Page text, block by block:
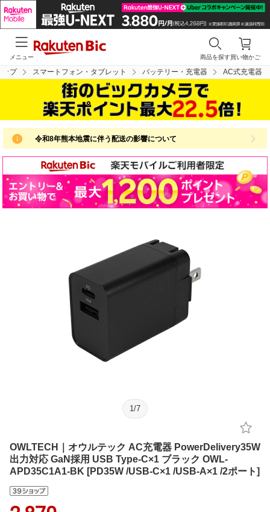
買い物かご
商品を探す
メニュー
ップ スマートフォン・タブレット バッテリー・充電器 AC式充電器
令和8年熊本地震に伴う配送の影響について
1 /7
OWLTECH｜オウルテック AC充電器 PowerDelivery35W
出力対応 GaN採用 USB Type-C×1 ブラック OWL-
APD35C1A1-BK [PD35W /USB-C×1 /USB-A×1 /2ポート]